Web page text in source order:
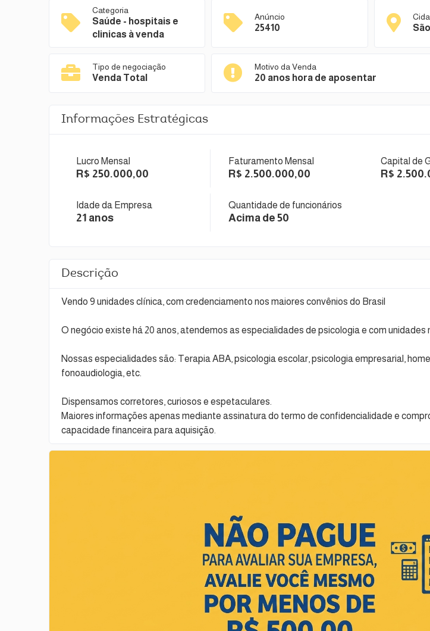
Categoria
Saúde - hospitais e
clinicas à venda
Anúncio
25410
Tipo de negociação
Venda Total
Motivo da Venda
20 anos hora de aposentar
Informações Estratégicas
Lucro Mensal
R$ 250.000,00
Faturamento Mensal
R$ 2.500.000,00
Capital de
R$
Idade da Empresa
21 anos
Quantidade de funcionários
Acima de 50
Descrição
Vendo 9 unidades clínica, com credenciamento nos maiores convênios do Brasil
O negócio existe há 20 anos, atendemos as especialidades de psicologia e com unidades
Nossas especialidades são: Terapia ABA, psicologia escolar, psicologia empresarial,
fonoaudiologia, etc.
Dispensamos corretores, curiosos e espetaculares.
Maiores informações apenas mediante assinatura do termo de confidencialidade e
capacidade financeira para aquisição.